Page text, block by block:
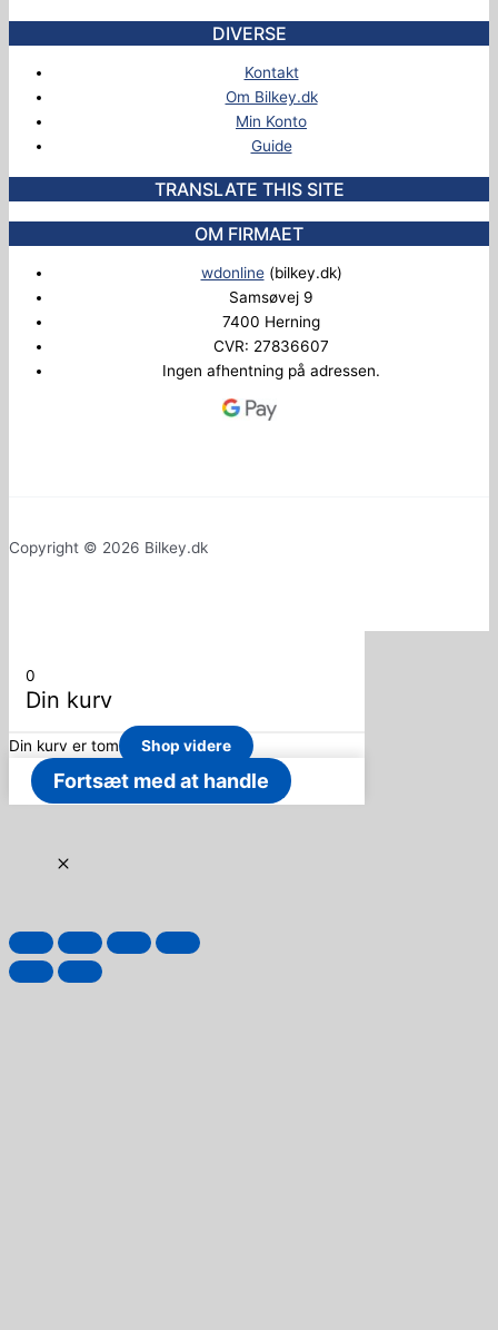
DIVERSE
Kontakt
Om Bilkey.dk
Min Konto
Guide
TRANSLATE THIS SITE
OM FIRMAET
wdonline(bilkey.dk)
Samsøvej 9
7400 Herning
CVR: 27836607
Ingen afhentning på adressen.
Copyright © 2026 Bilkey.dk
0
Din kurv
Din kurv er tom Shop videre
Fortsæt med at handle